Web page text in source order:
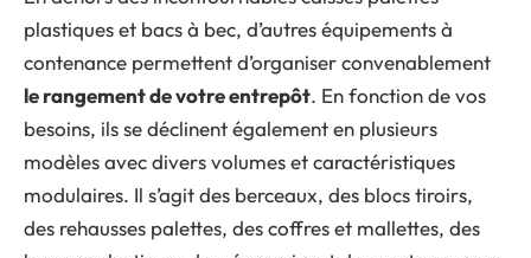
plastiques et bacs à bec, d’autres équipements à
contenance permettent d’organiser convenablement
le rangement de votre entrepôt. En fonction de vos
besoins, ils se déclinent également en plusieurs
modèles avec divers volumes et caractéristiques
modulaires. Il s’agit des berceaux, des blocs tiroirs,
des rehausses palettes, des coffres et mallettes, des